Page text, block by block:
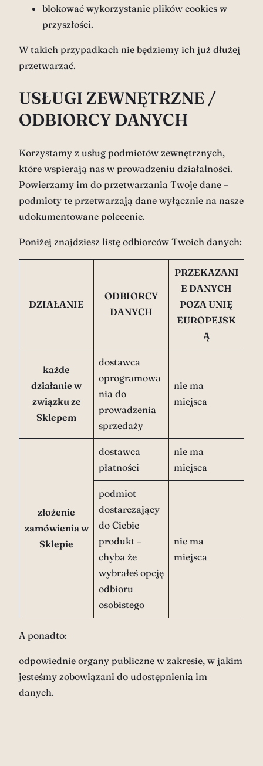
blokować wykorzystanie plików cookies w
przyszłości.
W takich przypadkach nie będziemy ich już dłużej
przetwarzać.
USŁUGI ZEWNĘTRZNE /
ODBIORCY DANYCH
Korzystamy z usług podmiotów zewnętrznych,
które wspierają nas w prowadzeniu działalności.
Powierzamy im do przetwarzania Twoje dane –
podmioty te przetwarzają dane wyłącznie na nasze
udokumentowane polecenie.
Poniżej znajdziesz listę odbiorców Twoich danych:
DZIAŁANIE
ODBIORCY
DANYCH
PRZEKAZANI
E DANYCH
POZA UNIĘ
EUROPEJSK
Ą
każde
działanie w
związku ze
Sklepem
dostawca
oprogramowa
nia do
prowadzenia
sprzedaży
nie ma
miejsca
złożenie
zamówienia w
Sklepie
dostawca
płatności
nie ma
miejsca
podmiot
dostarczający
do Ciebie
produkt –
chyba że
wybrałeś opcję
odbioru
osobistego
nie ma
miejsca
A ponadto:
odpowiednie organy publiczne w zakresie, w jakim
jesteśmy zobowiązani do udostępnienia im
danych.